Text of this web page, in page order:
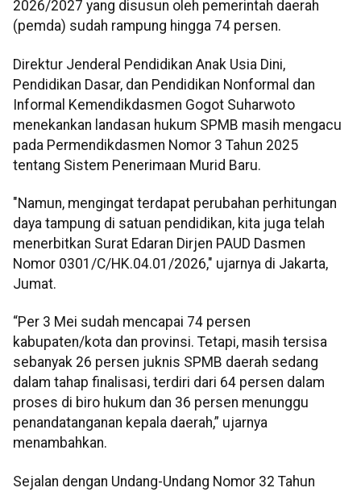
2026/2027 yang disusun oleh pemerintah daerah
(pemda) sudah rampung hingga 74 persen.
Direktur Jenderal Pendidikan Anak Usia Dini,
Pendidikan Dasar, dan Pendidikan Nonformal dan
Informal Kemendikdasmen Gogot Suharwoto
menekankan landasan hukum SPMB masih mengacu
pada Permendikdasmen Nomor 3 Tahun 2025
tentang Sistem Penerimaan Murid Baru.
"Namun, mengingat terdapat perubahan perhitungan
daya tampung di satuan pendidikan, kita juga telah
menerbitkan Surat Edaran Dirjen PAUD Dasmen
Nomor 0301/C/HK.04.01/2026," ujarnya di Jakarta,
Jumat.
“Per 3 Mei sudah mencapai 74 persen
kabupaten/kota dan provinsi. Tetapi, masih tersisa
sebanyak 26 persen juknis SPMB daerah sedang
dalam tahap finalisasi, terdiri dari 64 persen dalam
proses di biro hukum dan 36 persen menunggu
penandatanganan kepala daerah,” ujarnya
menambahkan.
Sejalan dengan Undang-Undang Nomor 32 Tahun